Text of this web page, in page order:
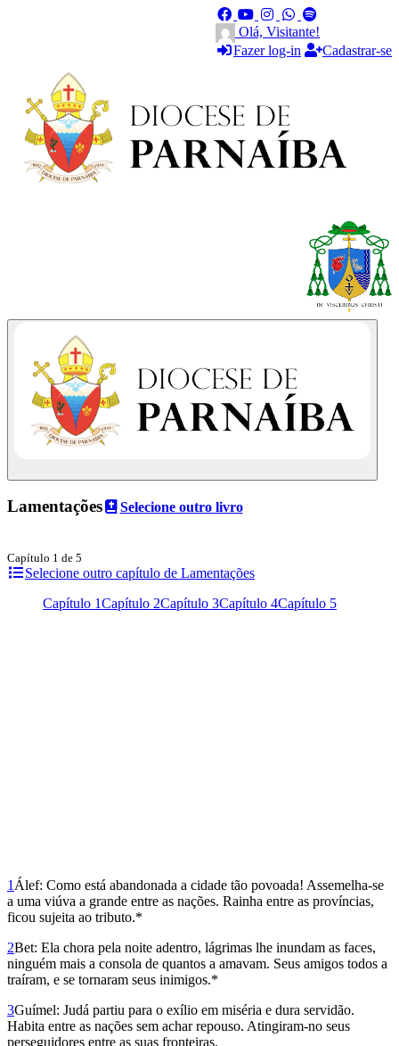
Olá, Visitante!
Fazer log-in
Cadastrar-se
Lamentações Selecione outro livro
Capítulo 1 de 5
Selecione outro capítulo de Lamentações
Capítulo 1Capítulo 2Capítulo 3Capítulo 4Capítulo 5
1 Álef: Como está abandonada a cidade tão povoada! Assemelha-se
a uma viúva a grande entre as nações. Rainha entre as províncias,
ficou sujeita ao tributo.*
2Bet: Ela chora pela noite adentro, lágrimas lhe inundam as faces,
ninguém mais a consola de quantos a amavam. Seus amigos todos a
traíram, e se tornaram seus inimigos.*
3Guímel: Judá partiu para o exílio em miséria e dura servidão.
Habita entre as nações sem achar repouso. Atingiram-no seus
perseguidores entre as suas fronteiras.